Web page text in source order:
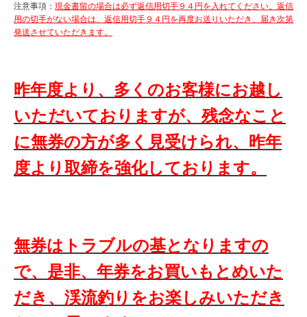
注意事項： 現金書留の場合は必ず返信用切手９４円を入れてください。返信
用の切手がない場合は、返信用切手９４円を再度お送りいただき、届き次第
発送させていただきます。
昨年度より、多くのお客様にお越し
いただいておりますが、残念なこと
に無券の方が多く見受けられ、昨年
度より取締を強化しております。
無券はトラブルの基となりますの
で、是非、年券をお買いもとめいた
だき、渓流釣りをお楽しみいただき